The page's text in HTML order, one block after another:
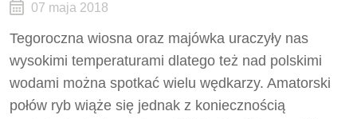
07 maja 2018
Tegoroczna wiosna oraz majówka uraczyły nas
wysokimi temperaturami dlatego też nad polskimi
wodami można spotkać wielu wędkarzy. Amatorski
połów ryb wiąże się jednak z koniecznością